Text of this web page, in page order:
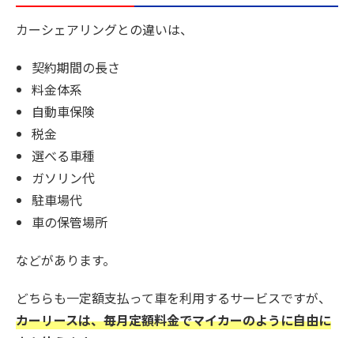
カーシェアリングとの違いは、
契約期間の長さ
料金体系
自動車保険
税金
選べる車種
ガソリン代
駐車場代
車の保管場所
などがあります。
どちらも一定額支払って車を利用するサービスですが、
カーリースは、毎月定額料金でマイカーのように自由に